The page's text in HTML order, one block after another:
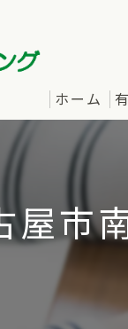
ホーム
屋市